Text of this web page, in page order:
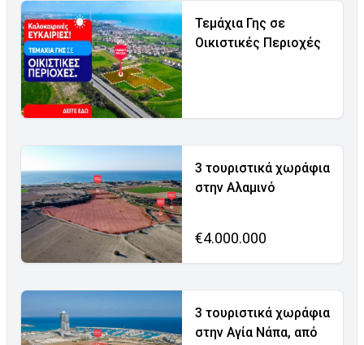
Τεμάχια Γης σε
Οικιστικές Περιοχές
3 τουριστικά χωράφια
στην Αλαμινό
€4.000.000
3 τουριστικά χωράφια
στην Αγία Νάπα, από